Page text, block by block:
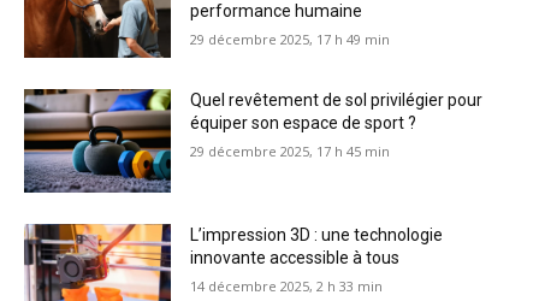
performance humaine
29 décembre 2025, 17 h 49 min
Quel revêtement de sol privilégier pour
équiper son espace de sport ?
29 décembre 2025, 17 h 45 min
L’impression 3D : une technologie
innovante accessible à tous
14 décembre 2025, 2 h 33 min